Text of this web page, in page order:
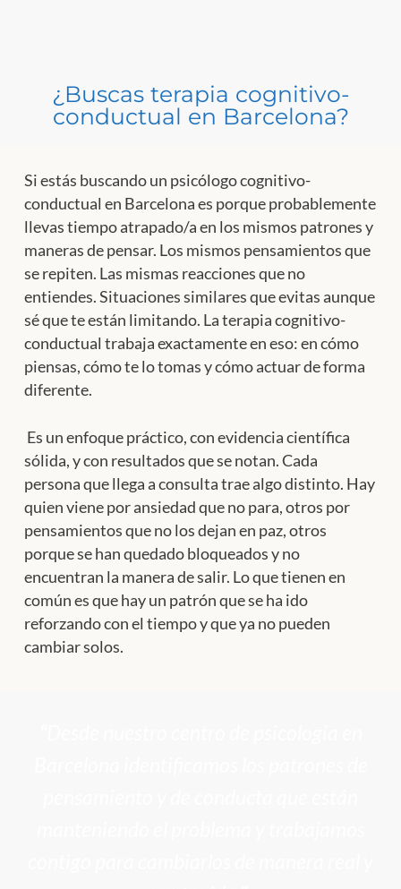
¿Buscas terapia cognitivo-
conductual en Barcelona?
Si estás buscando un psicólogo cognitivo-
conductual en Barcelona es porque probablemente
llevas tiempo atrapado/a en los mismos patrones y
maneras de pensar. Los mismos pensamientos que
se repiten. Las mismas reacciones que no
entiendes. Situaciones similares que evitas aunque
sé que te están limitando. La terapia cognitivo-
conductual trabaja exactamente en eso: en cómo
piensas, cómo te lo tomas y cómo actuar de forma
diferente.
Es un enfoque práctico, con evidencia científica
sólida, y con resultados que se notan. Cada
persona que llega a consulta trae algo distinto. Hay
quien viene por ansiedad que no para, otros por
pensamientos que no los dejan en paz, otros
porque se han quedado bloqueados y no
encuentran la manera de salir. Lo que tienen en
común es que hay un patrón que se ha ido
reforzando con el tiempo y que ya no pueden
cambiar solos.